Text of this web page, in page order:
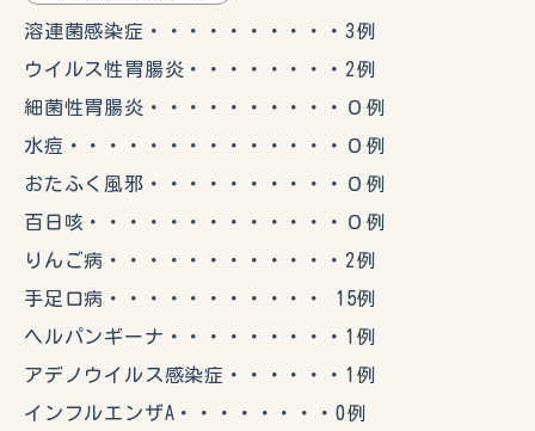
溶連菌感染症・・・・・・・・・・3例
ウイルス性胃腸炎・・・・・・・・2例
細菌性胃腸炎・・・・・・・・・・０例
水痘・・・・・・・・・・・・・・０例
おたふく風邪・・・・・・・・・・０例
百日咳・・・・・・・・・・・・・０例
りんご病・・・・・・・・・・・・2例
手足口病・・・・・・・・・・・ 15例
ヘルパンギーナ・・・・・・・・・1例
アデノウイルス感染症・・・・・・1例
インフルエンザA・・・・・・・・0例